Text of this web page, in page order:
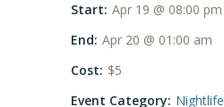
Start: Apr 19 @ 08:00 pm
End: Apr 20 @ 01:00 am
Cost: $5
Event Category: Nightlife